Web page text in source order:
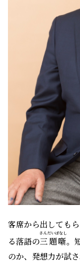
客席から出しても
る落語の三題噺
さんだいばなし
。
のか、発想力が試